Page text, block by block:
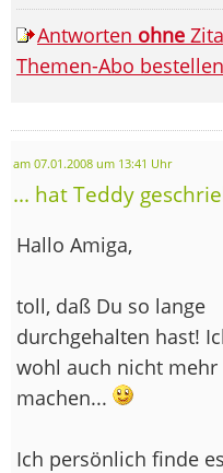
Antworten ohne
Themen-Abo bestellen
am 07.01.2008 um 13:41 Uhr
... hat Teddy
Hallo Amiga,
toll, daß Du so lange
durchgehalten hast!
wohl auch nicht mehr
machen...
Ich persönlich finde